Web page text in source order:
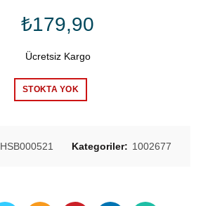
₺179,90
Ücretsiz Kargo
STOKTA YOK
HSB000521 Kategoriler: 1002677